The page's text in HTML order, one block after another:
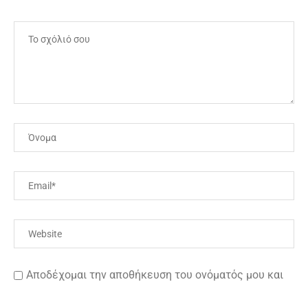
Αποδέχομαι την αποθήκευση του ονόματός μου και